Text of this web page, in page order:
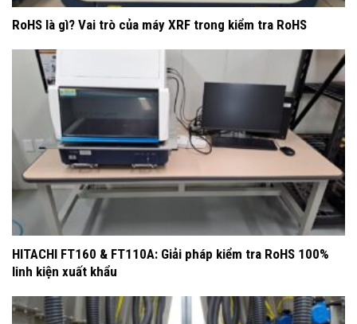
RoHS là gì? Vai trò của máy XRF trong kiểm tra RoHS
HITACHI FT160 & FT110A: Giải pháp kiểm tra RoHS 100%
linh kiện xuất khẩu